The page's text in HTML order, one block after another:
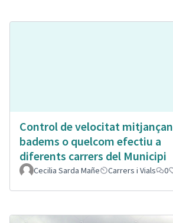
Control de velocitat mitjançan
badems o quelcom efectiu a
diferents carrers del Municipi
Cecilia Sarda Mañe Carrers i Vials 0